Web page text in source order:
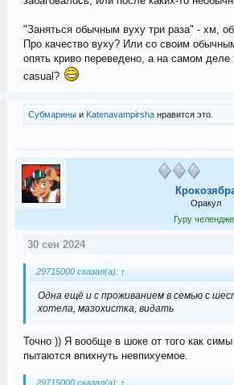
"Заняться обычным вуху три раза" - хм,
Про качество вуху? Или со своим
опять криво переведено, а на самом деле
casual?
Субмариныи Katenavampirshaнравится это.
Оракул
Гуру
30 сен 2024
29715000 сказал(а): ↑
Одна ещё и с проживанием в семью с
хотела, мазохистка, видать
Точно )) Я вообще в шоке от того как симы
пытаются впихнуть невпихуемое.
29715000 сказал(а): ↑